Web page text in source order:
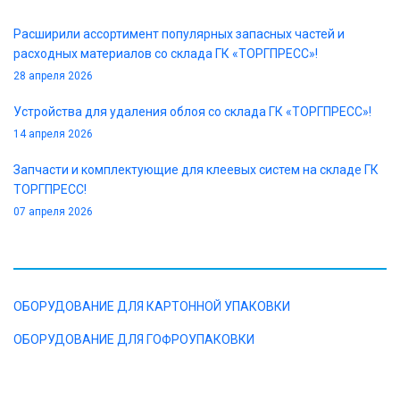
Расширили ассортимент популярных запасных частей и
расходных материалов со склада ГК «ТОРГПРЕСС»!
28 апреля 2026
Устройства для удаления облоя со склада ГК «ТОРГПРЕСС»!
14 апреля 2026
Запчасти и комплектующие для клеевых систем на складе ГК
ТОРГПРЕСС!
07 апреля 2026
ОБОРУДОВАНИЕ ДЛЯ КАРТОННОЙ УПАКОВКИ
ОБОРУДОВАНИЕ ДЛЯ ГОФРОУПАКОВКИ